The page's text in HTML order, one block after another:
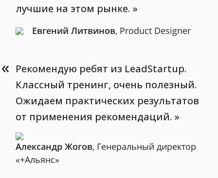
лучшие на этом рынке.
Евгений Литвинов, Product Designer
« Рекомендую ребят из LeadStartup.
Классный тренинг, очень полезный.
Ожидаем практических результатов
от применения рекомендаций.
Александр Жогов, Генеральный директор
«+Альянс»